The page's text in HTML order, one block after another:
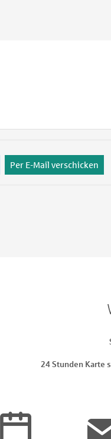
Per E-Mail verschicken
24 Stunden Karte